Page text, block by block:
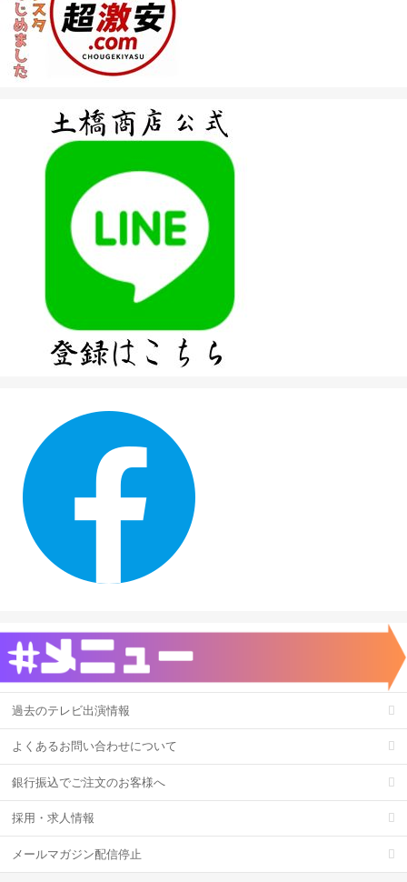
過去のテレビ出演情報
よくあるお問い合わせについて
銀行振込でご注文のお客様へ
採用・求人情報
メールマガジン配信停止